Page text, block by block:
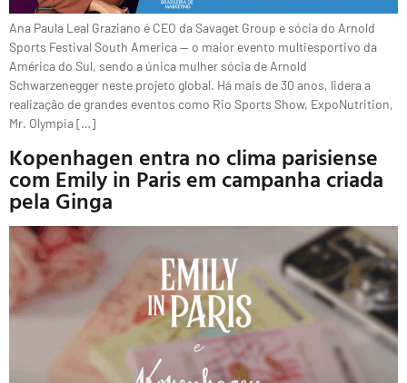
Ana Paula Leal Graziano é CEO da Savaget Group e sócia do Arnold
Sports Festival South America — o maior evento multiesportivo da
América do Sul, sendo a única mulher sócia de Arnold
Schwarzenegger neste projeto global. Há mais de 30 anos, lidera a
realização de grandes eventos como Rio Sports Show, ExpoNutrition,
Mr. Olympia […]
Kopenhagen entra no clima parisiense
com Emily in Paris em campanha criada
pela Ginga